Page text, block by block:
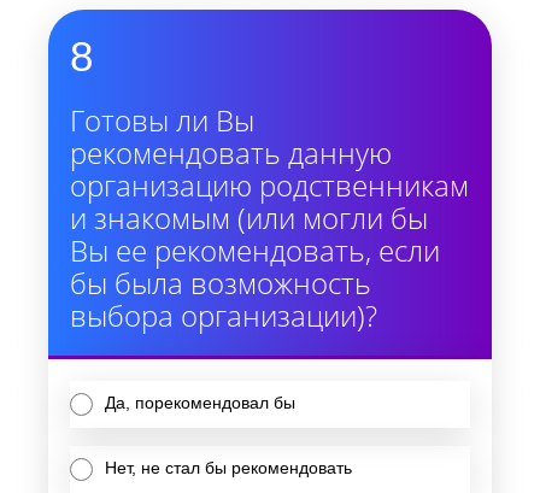
8
Готовы ли Вы
рекомендовать данную
организацию родственникам
и знакомым (или могли бы
Вы ее рекомендовать, если
бы была возможность
выбора организации)?
Да, порекомендовал бы
Нет, не стал бы рекомендовать